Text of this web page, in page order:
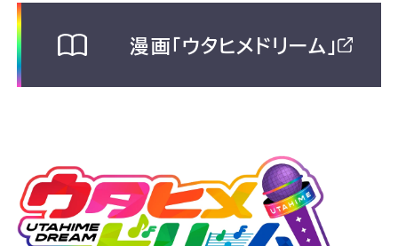
漫画「ウタヒメドリーム」